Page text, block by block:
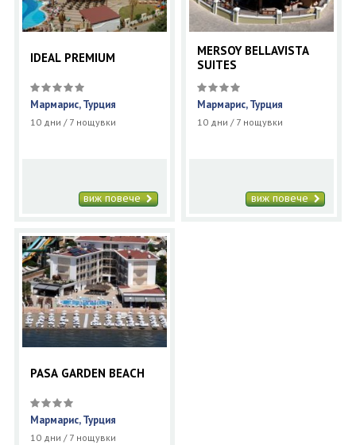
IDEAL PREMIUM
Мармарис, Турция
10 дни / 7 нощувки
виж повече
MERSOY BELLAVISTA
SUITES
Мармарис, Турция
10 дни / 7 нощувки
виж повече
PASA GARDEN BEACH
Мармарис, Турция
10 дни / 7 нощувки